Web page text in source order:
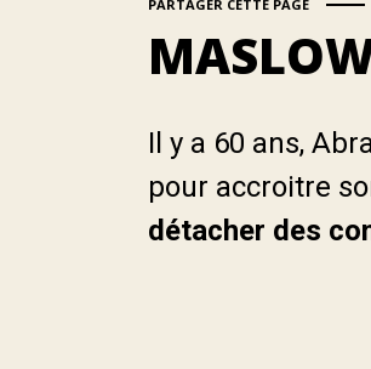
PARTAGER CETTE PAGE
Il y a 60 ans,
pour accroitre
détacher des